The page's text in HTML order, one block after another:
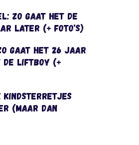
zo gaat het de
later (+ foto’s)
gaat het 26 jaar
liftboy (+
kindsterretjes
(maar dan